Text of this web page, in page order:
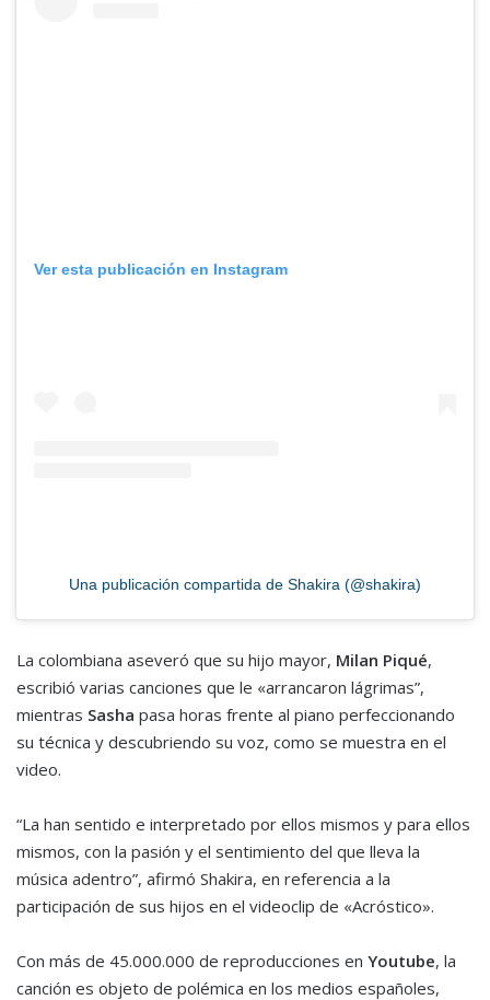
Ver esta publicación en Instagram
Una publicación compartida de Shakira (@shakira)
La colombiana aseveró que su hijo mayor, Milan Piqué,
escribió varias canciones que le «arrancaron lágrimas”,
mientras Sasha pasa horas frente al piano perfeccionando
su técnica y descubriendo su voz, como se muestra en el
video.
“La han sentido e interpretado por ellos mismos y para ellos
mismos, con la pasión y el sentimiento del que lleva la
música adentro”, afirmó Shakira, en referencia a la
participación de sus hijos en el videoclip de «Acróstico».
Con más de 45.000.000 de reproducciones en Youtube, la
canción es objeto de polémica en los medios españoles,